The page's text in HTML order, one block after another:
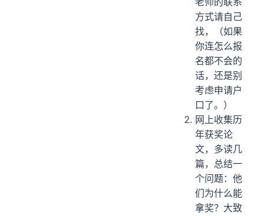
方式请自己
找，（如果
你连怎么报
名都不会的
话，还是别
考虑申请户
口了。）
网上收集历
年获奖论
文，多读几
篇，总结一
个问题：他
们为什么能
拿奖？大致